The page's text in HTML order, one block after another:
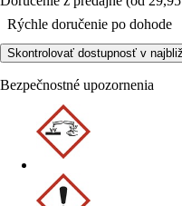
Rýchle doručenie po dohode
Skontrolovať dostupnosť v
Bezpečnostné upozornenia